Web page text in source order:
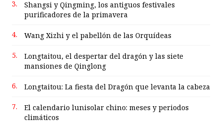
3.
Shangsi y Qingming, los antiguos festivales
purificadores de la primavera
4. Wang Xizhi y el pabellón de las Orquídeas
5.
Longtaitou, el despertar del dragón y las siete
mansiones de Qinglong
6. Longtaitou: La fiesta del Dragón que levanta la cabeza
7.
El calendario lunisolar chino: meses y periodos
climáticos